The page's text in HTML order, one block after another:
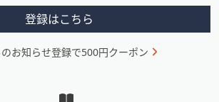
登録はこちら
のお知らせ登録で500円クーポン